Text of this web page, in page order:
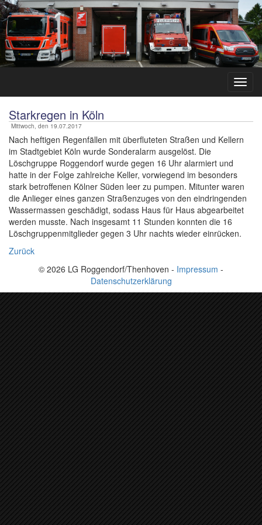
Starkregen in Köln
Mittwoch, den 19.07.2017
Nach heftigen Regenfällen mit überfluteten Straßen und Kellern
im Stadtgebiet Köln wurde Sonderalarm ausgelöst. Die
Löschgruppe Roggendorf wurde gegen 16 Uhr alarmiert und
hatte in der Folge zahlreiche Keller, vorwiegend im besonders
stark betroffenen Kölner Süden leer zu pumpen. Mitunter waren
die Anlieger eines ganzen Straßenzuges von den eindringenden
Wassermassen geschädigt, sodass Haus für Haus abgearbeitet
werden musste. Nach insgesamt 11 Stunden konnten die 16
Löschgruppenmitglieder gegen 3 Uhr nachts wieder einrücken.
Zurück
© 2026 LG Roggendorf/Thenhoven - Impressum -
Datenschutzerklärung